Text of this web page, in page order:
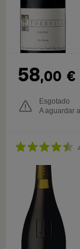
58,00 €
Esgotado
A aguardar